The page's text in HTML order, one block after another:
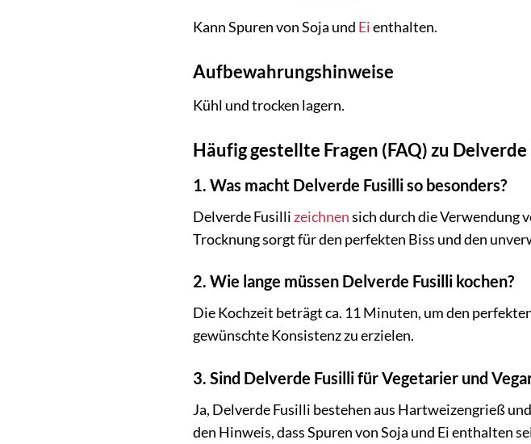
Kann Spuren von Soja und Eienthalten.
Aufbewahrungshinweise
Kühl und trocken lagern.
Häufig gestellte Fragen (FAQ) zu
1. Was macht Delverde Fusilli so besonders?
Delverde Fusilli zeichnensich durch die Verwendung
Trocknung sorgt für den perfekten Biss und den
2. Wie lange müssen Delverde Fusilli kochen?
Die Kochzeit beträgt ca. 11 Minuten, um den
gewünschte Konsistenz zu erzielen.
3. Sind Delverde Fusilli für Vegetarier und
Ja, Delverde Fusilli bestehen aus Hartweizengrieß
den Hinweis, dass Spuren von Soja und Ei enthalten